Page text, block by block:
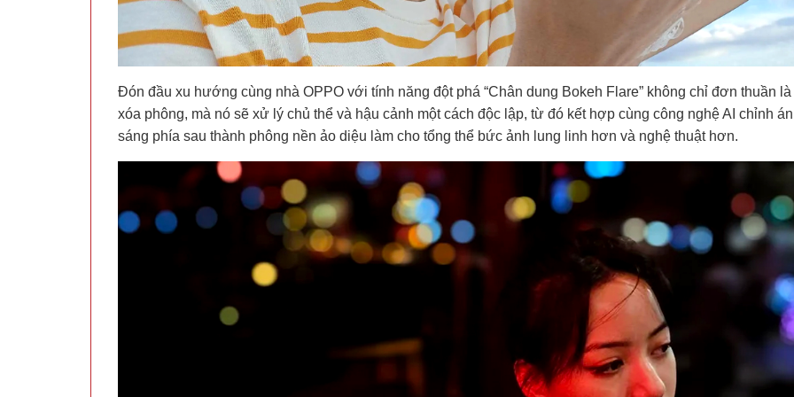
Đón đầu xu hướng cùng nhà OPPO với tính năng đột phá “Chân dung Bokeh Flare” không chỉ đơn thuần là
xóa phông, mà nó sẽ xử lý chủ thể và hậu cảnh một cách độc lập, từ đó kết hợp cùng công nghệ AI chỉnh
sáng phía sau thành phông nền ảo diệu làm cho tổng thể bức ảnh lung linh hơn và nghệ thuật hơn.